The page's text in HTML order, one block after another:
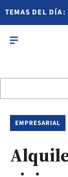
TEMAS DEL DÍA:
EMPRESARIAL